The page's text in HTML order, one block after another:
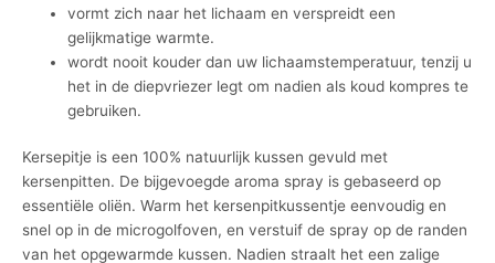
vormt zich naar het lichaam en verspreidt een
gelijkmatige warmte.
wordt nooit kouder dan uw lichaamstemperatuur, tenzij u
het in de diepvriezer legt om nadien als koud kompres te
gebruiken.
Kersepitje is een 100% natuurlijk kussen gevuld met
kersenpitten. De bijgevoegde aroma spray is gebaseerd op
essentiële oliën. Warm het kersenpitkussentje eenvoudig en
snel op in de microgolfoven, en verstuif de spray op de randen
van het opgewarmde kussen. Nadien straalt het een zalige